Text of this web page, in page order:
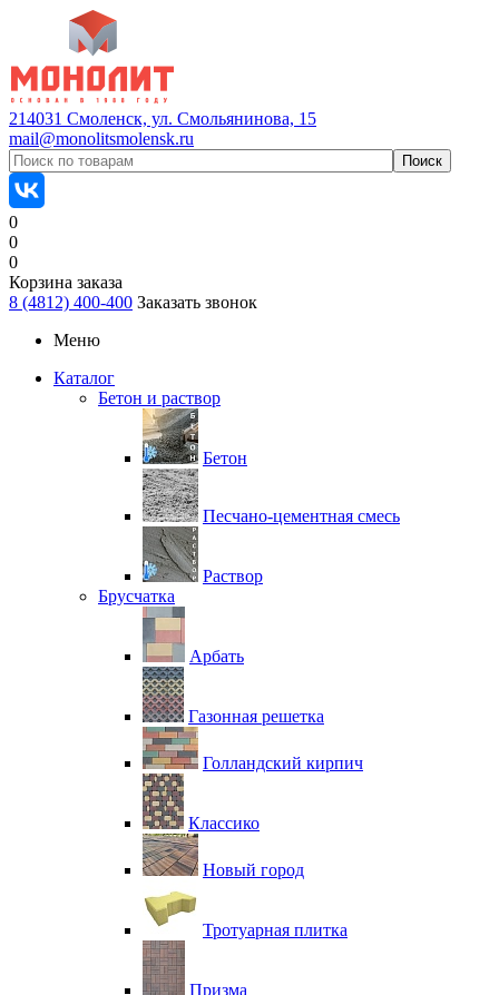
214031 Смоленск, ул. Смольянинова, 15
mail@monolitsmolensk.ru
0
0
0
Корзина заказа
8 (4812) 400-400 Заказать звонок
Меню
Каталог
Бетон и раствор
Бетон
Песчано-цементная смесь
Раствор
Брусчатка
Арбать
Газонная решетка
Голландский кирпич
Классико
Новый город
Тротуарная плитка
Призма